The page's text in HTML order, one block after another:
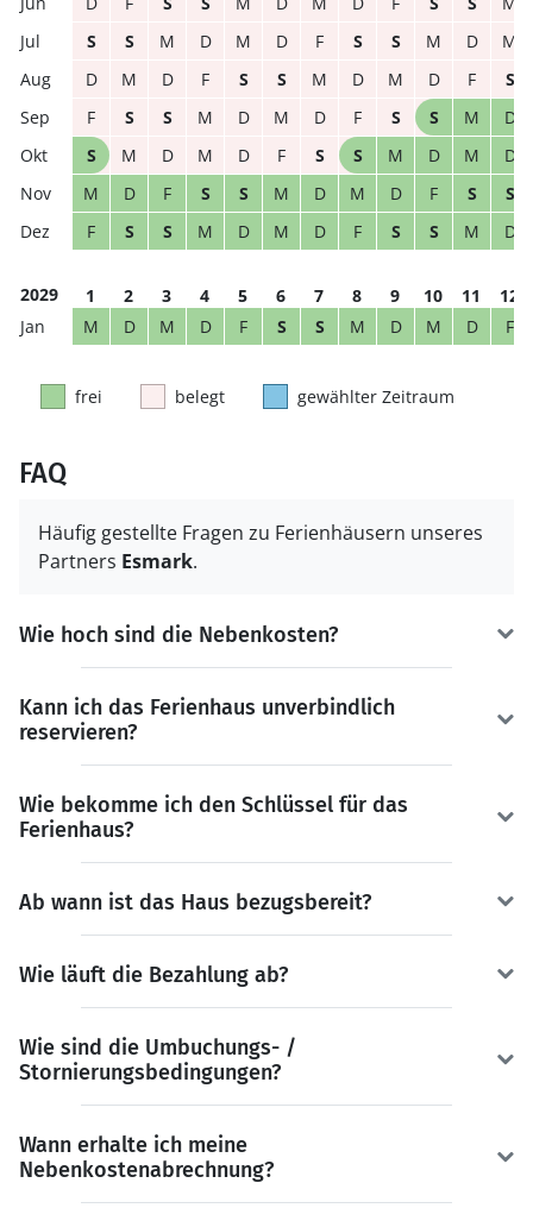
S
S M D M D F S S M D
M
D
M D F S S M D M D F
S
F
S S M D M D F S S M
D
S
M D M D F S S M D M
D
M
D F S S M D M D F S
S
F
S S M D M D F S S M D
2029 1 2 3 4 5 6 7 8 9 10 11
12
M
D M D F S S M D M D F
frei belegt gewählter Zeitraum
FAQ
Häufig gestellte Fragen zu Ferienhäusern unseres
Partners Esmark.
Wie hoch sind die Nebenkosten?
Kann ich das Ferienhaus unverbindlich
reservieren?
Wie bekomme ich den Schlüssel für das
Ferienhaus?
Ab wann ist das Haus bezugsbereit?
Wie läuft die Bezahlung ab?
Wie sind die Umbuchungs- /
Stornierungsbedingungen?
Wann erhalte ich meine
Nebenkostenabrechnung?